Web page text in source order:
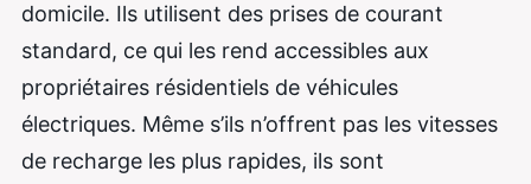
domicile. Ils utilisent des prises de courant
standard, ce qui les rend accessibles aux
propriétaires résidentiels de véhicules
électriques. Même s’ils n’offrent pas les vitesses
de recharge les plus rapides, ils sont